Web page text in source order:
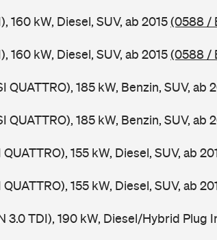
160 kW, Diesel, SUV, ab 2015(0588 /
160 kW, Diesel, SUV, ab 2015(0588 /
QUATTRO), 185 kW, Benzin, SUV, ab
QUATTRO), 185 kW, Benzin, SUV, ab
155 kW, Diesel, SUV, ab
155 kW, Diesel, SUV, ab
3.0 TDI), 190 kW, Diesel/Hybrid Plug